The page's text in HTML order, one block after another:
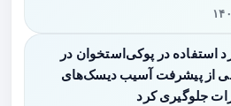
۱۶
استفاده در پوکی‌استخوان در
از پیشرفت آسیب دیسک‌های
جلوگیری کرد